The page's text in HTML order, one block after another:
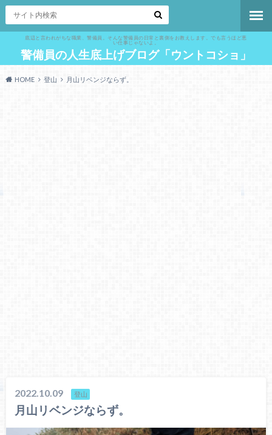
底辺と言われがちな職業、警備員。そんな警備員の日常と裏側をお教えします。でも言うほど悪
い仕事じゃないよ。
警備員の人生底上げブログ「ウントコショ」
HOME 登山 月山リベンジならず。
2022.10.09 登山
月山リベンジならず。